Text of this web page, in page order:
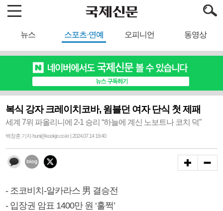
뉴스 스포츠·연예 오피니언 동영상
복식 강자 크레이치코바, 윔블던 여자 단식 첫 제패
세계 7위 파올리니에 2-1 승리 “하늘에 계신 노보트나 코치 덕”
백창훈 기자 huni@kookje.co.kr | 2024.07.14 19:40
- 조코비치-알카라스 男 결승전
- 입장권 암표 1400만 원 ‘훌쩍’